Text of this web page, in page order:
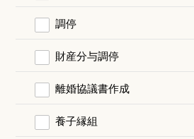
調停
財産分与調停
離婚協議書作成
養子縁組